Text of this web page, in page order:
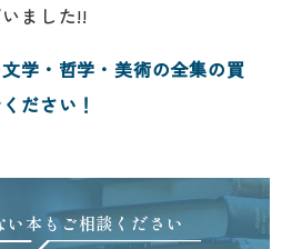
ました!!
学・哲学・美術の全集の買
ださい！
い本もご相談ください